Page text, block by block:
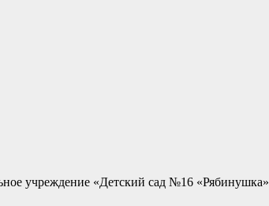
учреждение «Детский сад №16 «Рябинушка»